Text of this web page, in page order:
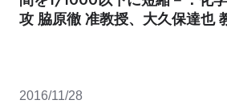
攻 脇原徹 准教授、大久保達也
2016/11/28